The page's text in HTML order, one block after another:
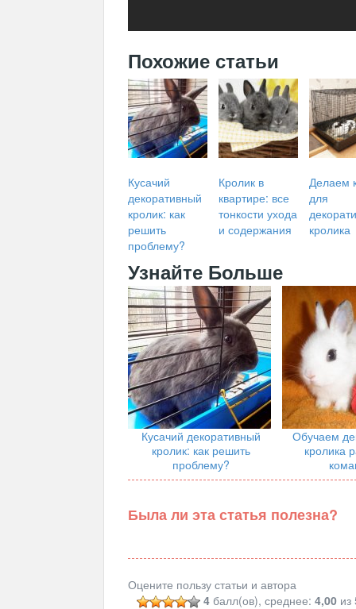
Похожие статьи
Кусачий
декоративный
кролик: как
решить
проблему?
Кролик в
квартире: все
тонкости ухода
и содержания
Делаем
для
кролика
Узнайте Больше
Кусачий декоративный
кролик: как решить
проблему?
Обучаем
кролика
Была ли эта статья полезна?
Оцените пользу статьи и автора
4 балл(ов), среднее:4,00 из